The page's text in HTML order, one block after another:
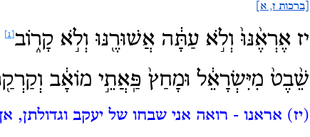
[ברכות ז, א]
יז אֶרְאֶ֨נּוּ֙ וְלֹ֣א עַתָּ֔ה אֲשׁוּרֶ֖נּוּ וְלֹ֣א קָר֑וֹב
שֵׁ֨בֶט֙ מִיִּשְׂרָאֵ֔ל וּמָחַץ֙ פַּֽאֲתֵ֣י מוֹאָ֔ב
(יז) אראנו - רואה אני שבחו של יעקב